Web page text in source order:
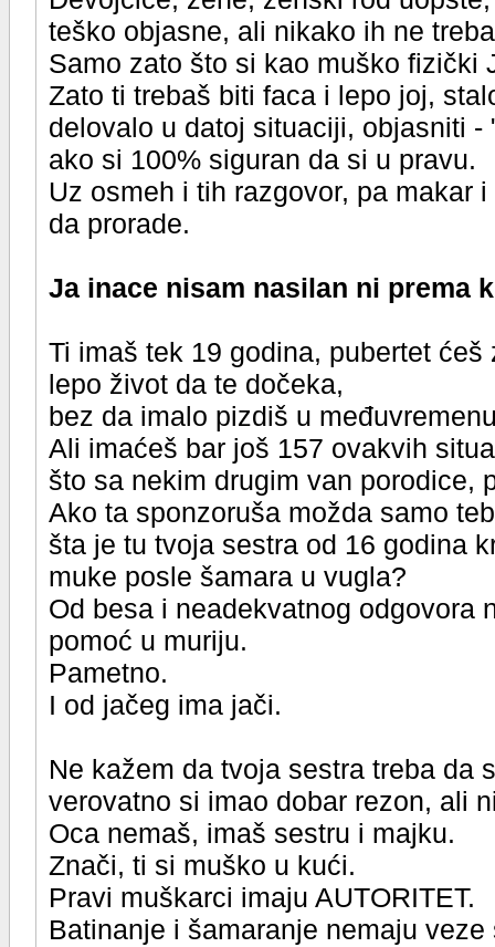
teško objasne, ali nikako ih ne
Samo zato što si kao muško fizički
Zato ti trebaš biti faca i lepo joj,
delovalo u datoj situaciji, objasniti -
ako si 100% siguran da si u pravu.
Uz osmeh i tih razgovor, pa makar
da prorade.
Ja inace nisam nasilan ni prema
Ti imaš tek 19 godina, pubertet
lepo život da te dočeka,
bez da imalo pizdiš u
Ali imaćeš bar još 157 ovakvih
što sa nekim drugim van porodice,
Ako ta sponzoruša možda samo
šta je tu tvoja sestra od 16 godina
muke posle šamara u vugla?
Od besa i neadekvatnog odgovora
pomoć u muriju.
Pametno.
I od jačeg ima jači.
Ne kažem da tvoja sestra treba da
verovatno si imao dobar rezon, ali
Oca nemaš, imaš sestru i majku.
Znači, ti si muško u kući.
Pravi muškarci imaju AUTORITET.
Batinanje i šamaranje nemaju veze